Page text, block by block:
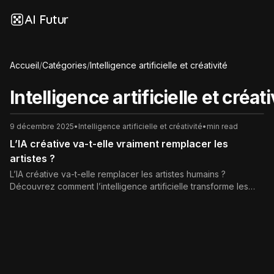
AI Futur
Accueil/Catégories/Intelligence artificielle et créativité
Intelligence artificielle et
9 décembre 2025• Intelligence artificielle et créativité• min read
L’IA créative va-t-elle vraiment remplacer les
artistes ?
L’IA créative va-t-elle remplacer les artistes humains ?
Découvrez comment l’intelligence artificielle transforme les